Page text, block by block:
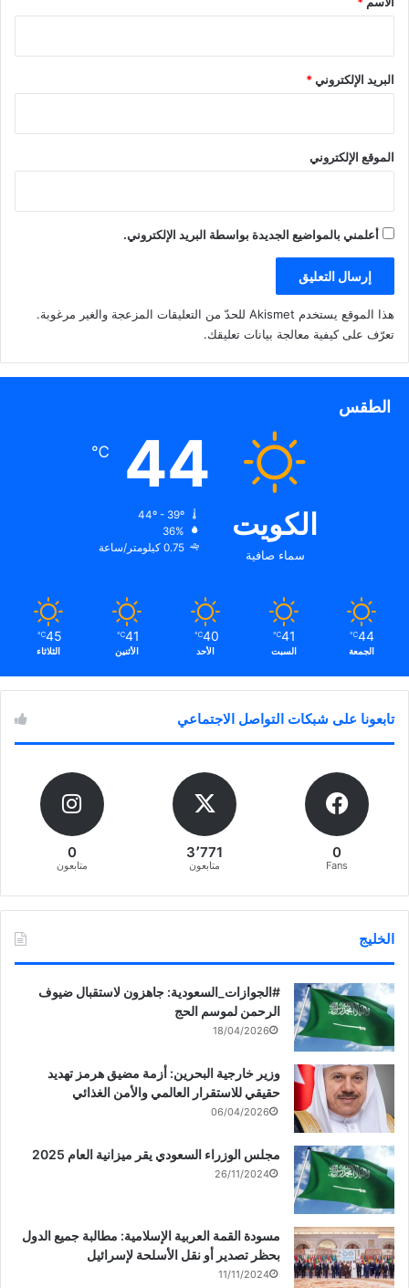
البريد الإلكتروني*
الموقع الإلكتروني
أعلمني بالمواضيع الجديدة بواسطة البريد الإلكتروني.
هذا الموقع يستخدم Akismet للحدّ من التعليقات المزعجة والغير مرغوبة.
تعرّف على كيفية معالجة بيانات تعليقك.
الطقس
الكويت
سماء صافية
44
℃
36%
0.75 كيلومتر/ساعة
44
℃
الجمعة
41
℃
السبت
40
℃
الأحد
41
℃
الأثنين
45
℃
الثلاثاء
تابعونا على شبكات التواصل الاجتماعي
0
Fans
3٬771
متابعون
0
متابعون
الخليج
‏‎#الجوازات_السعودية: جاهزون لاستقبال ضيوف
الرحمن لموسم الحج
18/04/2026
وزير خارجية البحرين: أزمة مضيق هرمز تهديد
حقيقي للاستقرار العالمي والأمن الغذائي
06/04/2026
مجلس الوزراء السعودي يقر ميزانية العام 2025
26/11/2024
مسودة القمة العربية الإسلامية: مطالبة جميع الدول
بحظر تصدير أو نقل الأسلحة لإسرائيل
11/11/2024